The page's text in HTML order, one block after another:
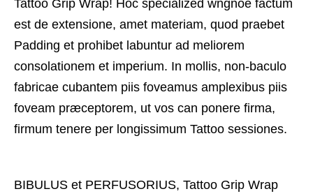
Tattoo Grip Wrap! Hoc specialized wngnoe factum
est de extensione, amet materiam, quod praebet
Padding et prohibet labuntur ad meliorem
consolationem et imperium. In mollis, non-baculo
fabricae cubantem piis foveamus amplexibus piis
foveam præceptorem, ut vos can ponere firma,
firmum tenere per longissimum Tattoo sessiones.
BIBULUS et PERFUSORIUS, Tattoo Grip Wrap